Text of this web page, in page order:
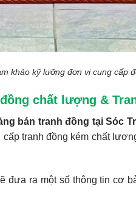
khảo kỹ lưỡng đơn vị cung cấp
chất lượng &
bán tranh đồng tại Sóc
tranh đồng kém chất
đưa ra một số thông tin cơ